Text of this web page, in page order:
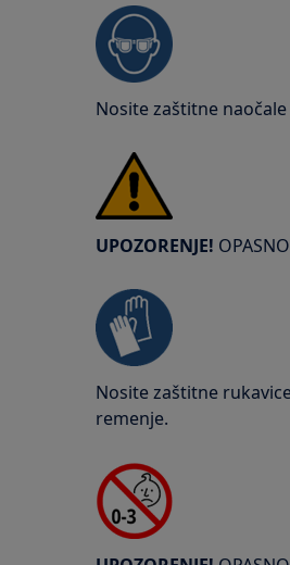
Nosite zaštitne
UPOZORENJE!
Nosite zaštitne
remenje.